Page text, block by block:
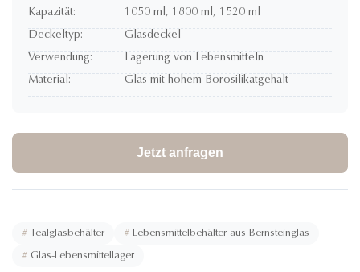
Kapazität:
1050 ml, 1800 ml, 1520 ml
Deckeltyp:
Glasdeckel
Verwendung:
Lagerung von Lebensmitteln
Material:
Glas mit hohem Borosilikatgehalt
Jetzt anfragen
# Tealglasbehälter # Lebensmittelbehälter aus Bernsteinglas
# Glas-Lebensmittellager